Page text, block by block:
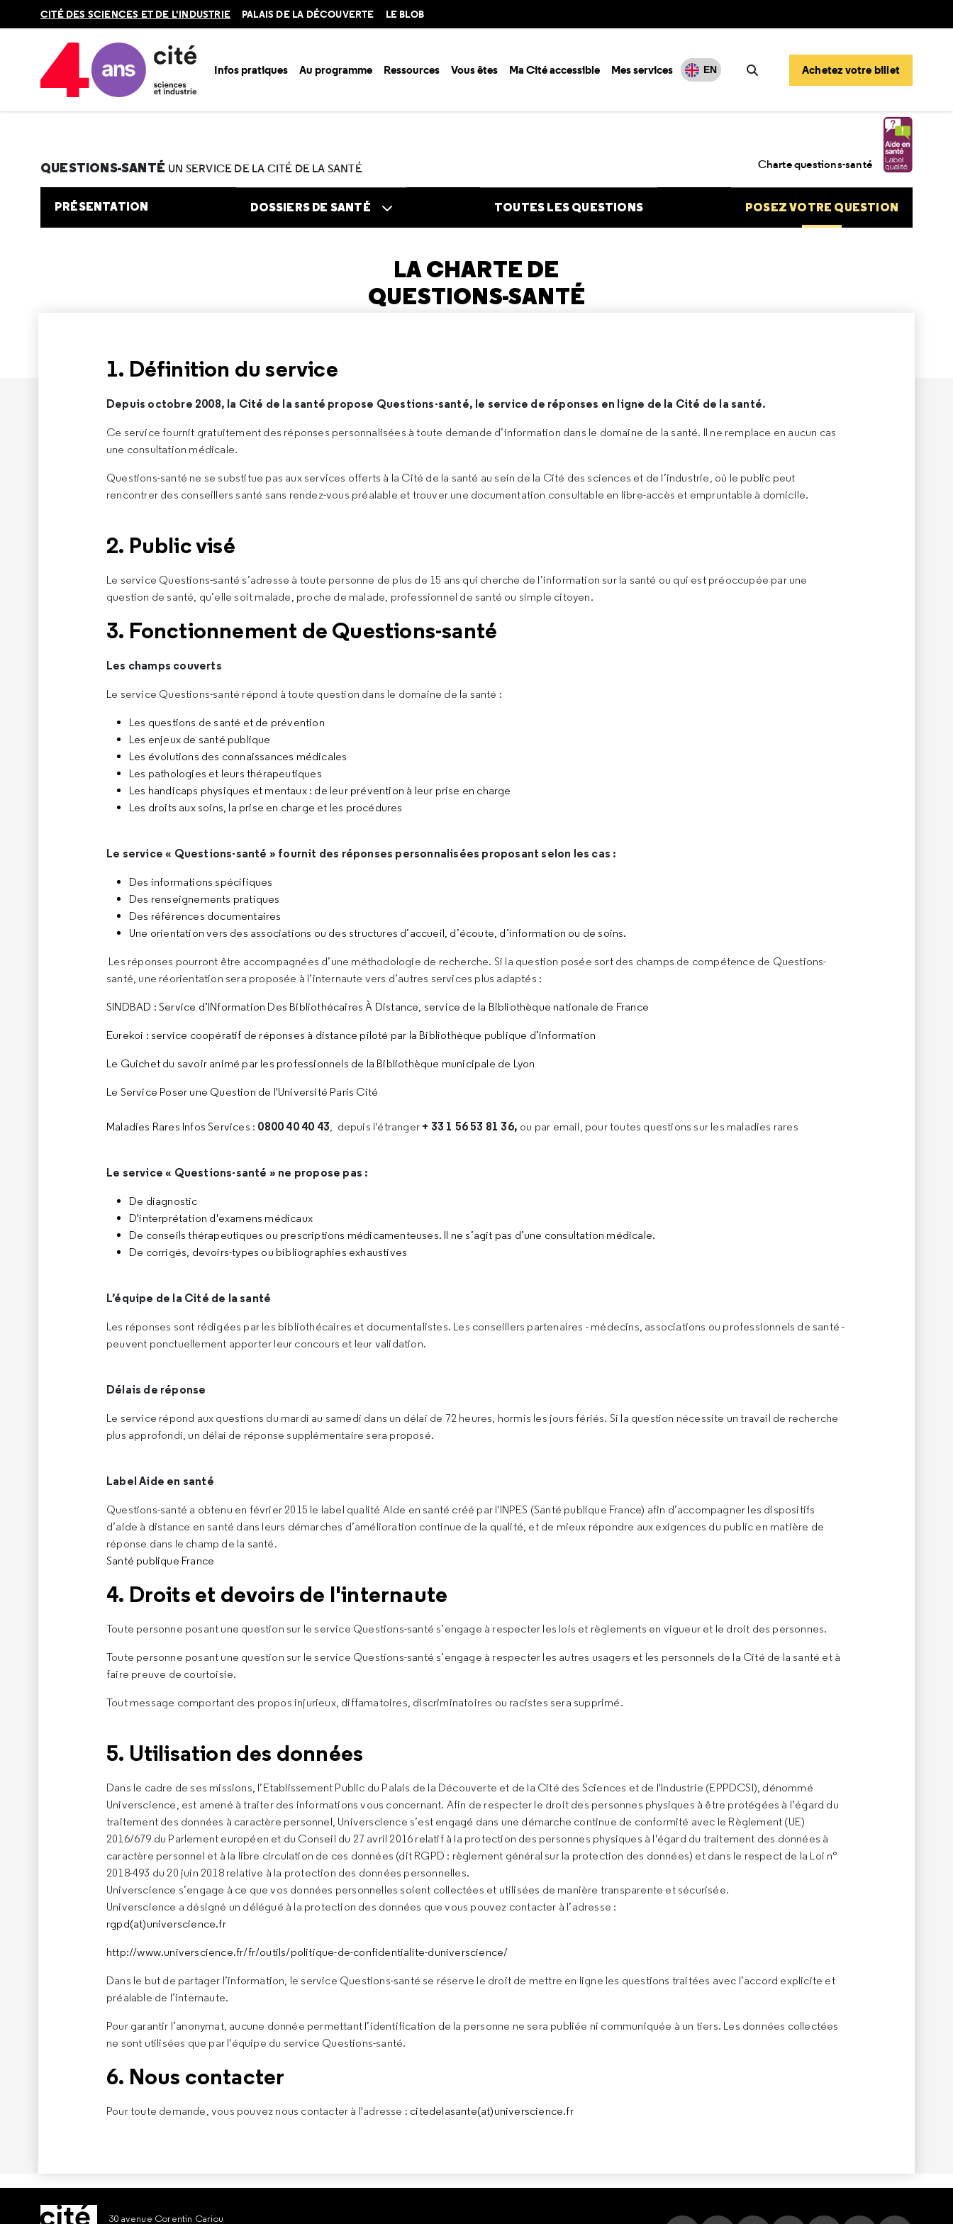
en
CITÉ DES SCIENCES ET DE L'INDUSTRIE PALAIS DE LA DÉCOUVERTE LE BLOB
Infos pratiques Au programme Ressources Vous êtes Ma Cité accessible Mes services EN
Rechercher
Achetez votre billet
Accueil Au programme
QUESTIONS-SANTÉ UN SERVICE DE LA CITÉ DE LA SANTÉ Charte questions-santé
PRÉSENTATION DOSSIERS DE SANTÉ TOUTES LES QUESTIONS POSEZ VOTRE QUESTION
LA CHARTE DE
QUESTIONS-SANTÉ
1. Définition du service
Depuis octobre 2008, la Cité de la santé propose Questions-santé, le service de réponses en ligne de la Cité de la santé.
Ce service fournit gratuitement des réponses personnalisées à toute demande d’information dans le domaine de la santé. Il ne remplace en aucun cas
une consultation médicale.
Questions-santé ne se substitue pas aux services offerts à la Cité de la santé au sein de la Cité des sciences et de l’industrie, où le public peut
rencontrer des conseillers santé sans rendez-vous préalable et trouver une documentation consultable en libre-accès et empruntable à domicile.
2. Public visé
Le service Questions-santé s’adresse à toute personne de plus de 15 ans qui cherche de l’information sur la santé ou qui est préoccupée par une
question de santé, qu’elle soit malade, proche de malade, professionnel de santé ou simple citoyen.
3. Fonctionnement de Questions-santé
Les champs couverts
Le service Questions-santé répond à toute question dans le domaine de la santé :
Les questions de santé et de prévention
Les enjeux de santé publique
Les évolutions des connaissances médicales
Les pathologies et leurs thérapeutiques
Les handicaps physiques et mentaux : de leur prévention à leur prise en charge
Les droits aux soins, la prise en charge et les procédures
Le service « Questions-santé » fournit des réponses personnalisées proposant selon les cas :
Des informations spécifiques
Des renseignements pratiques
Des références documentaires
Une orientation vers des associations ou des structures d’accueil, d’écoute, d’information ou de soins.
Les réponses pourront être accompagnées d’une méthodologie de recherche. Si la question posée sort des champs de compétence de Questions-
santé, une réorientation sera proposée à l’internaute vers d’autres services plus adaptés :
SINDBAD : Service d’INformation Des Bibliothécaires À Distance, service de la Bibliothèque nationale de France
Eurekoi : service coopératif de réponses à distance piloté par la Bibliothèque publique d’information
Le Guichet du savoir animé par les professionnels de la Bibliothèque municipale de Lyon
Le Service Poser une Question de l'Université Paris Cité
Maladies Rares Infos Services : 0800 40 40 43, depuis l'étranger + 33 1 56 53 81 36, ou par email, pour toutes questions sur les maladies rares
Le service « Questions-santé » ne propose pas :
De diagnostic
D'interprétation d'examens médicaux
De conseils thérapeutiques ou prescriptions médicamenteuses. Il ne s’agit pas d’une consultation médicale.
De corrigés, devoirs-types ou bibliographies exhaustives
L’équipe de la Cité de la santé
Les réponses sont rédigées par les bibliothécaires et documentalistes. Les conseillers partenaires - médecins, associations ou professionnels de santé -
peuvent ponctuellement apporter leur concours et leur validation.
Délais de réponse
Le service répond aux questions du mardi au samedi dans un délai de 72 heures, hormis les jours fériés. Si la question nécessite un travail de recherche
plus approfondi, un délai de réponse supplémentaire sera proposé.
Label Aide en santé
Questions-santé a obtenu en février 2015 le label qualité Aide en santé créé par l'INPES (Santé publique France) afin d’accompagner les dispositifs
d’aide à distance en santé dans leurs démarches d’amélioration continue de la qualité, et de mieux répondre aux exigences du public en matière de
réponse dans le champ de la santé.
Santé publique France
4. Droits et devoirs de l'internaute
Toute personne posant une question sur le service Questions-santé s’engage à respecter les lois et règlements en vigueur et le droit des personnes.
Toute personne posant une question sur le service Questions-santé s’engage à respecter les autres usagers et les personnels de la Cité de la santé et à
faire preuve de courtoisie.
Tout message comportant des propos injurieux, diffamatoires, discriminatoires ou racistes sera supprimé.
5. Utilisation des données
Dans le cadre de ses missions, l’Etablissement Public du Palais de la Découverte et de la Cité des Sciences et de l'Industrie (EPPDCSI), dénommé
Universcience, est amené à traiter des informations vous concernant. Afin de respecter le droit des personnes physiques à être protégées à l’égard du
traitement des données à caractère personnel, Universcience s’est engagé dans une démarche continue de conformité avec le Règlement (UE)
2016/679 du Parlement européen et du Conseil du 27 avril 2016 relatif à la protection des personnes physiques à l'égard du traitement des données à
caractère personnel et à la libre circulation de ces données (dit RGPD : règlement général sur la protection des données) et dans le respect de la Loi n°
2018-493 du 20 juin 2018 relative à la protection des données personnelles.
Universcience s’engage à ce que vos données personnelles soient collectées et utilisées de manière transparente et sécurisée.
Universcience a désigné un délégué à la protection des données que vous pouvez contacter à l’adresse :
rgpd(at)universcience.fr
http://www.universcience.fr/fr/outils/politique-de-confidentialite-duniverscience/
Dans le but de partager l’information, le service Questions-santé se réserve le droit de mettre en ligne les questions traitées avec l’accord explicite et
préalable de l’internaute.
Pour garantir l’anonymat, aucune donnée permettant l’identification de la personne ne sera publiée ni communiquée à un tiers. Les données collectées
ne sont utilisées que par l'équipe du service Questions-santé.
6. Nous contacter
Pour toute demande, vous pouvez nous contacter à l'adresse : citedelasante(at)universcience.fr
30 avenue Corentin Cariou